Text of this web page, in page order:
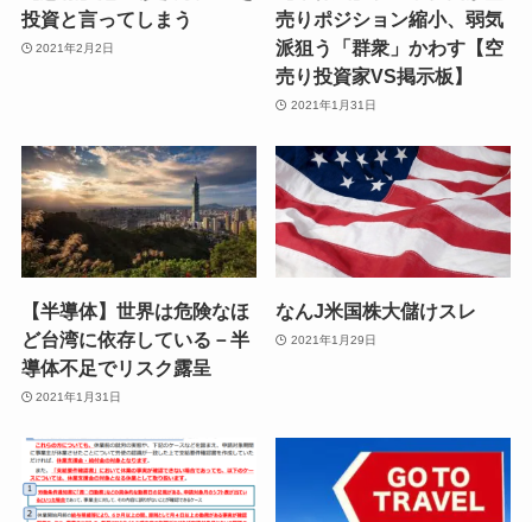
投資と言ってしまう
2021年2月2日
売りポジション縮小、弱気
派狙う「群衆」かわす【空
売り投資家VS掲示板】
2021年1月31日
【半導体】世界は危険なほ
ど台湾に依存している－半
導体不足でリスク露呈
2021年1月31日
なんJ米国株大儲けスレ
2021年1月29日